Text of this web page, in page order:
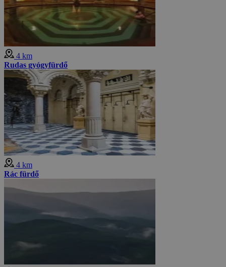
4 km
Rudas gyógyfürdő
4 km
Rác fürdő